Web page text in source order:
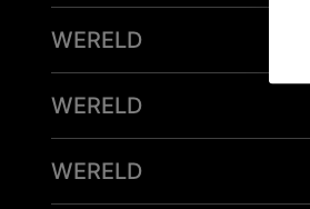
WERELD
WERELD
WERELD